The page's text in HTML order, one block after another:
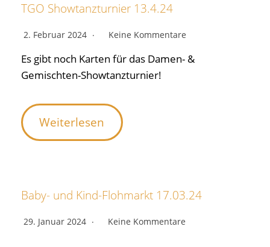
TGO Showtanzturnier 13.4.24
2. Februar 2024 Keine Kommentare
Es gibt noch Karten für das Damen- &
Gemischten-Showtanzturnier!
Weiterlesen
Baby- und Kind-Flohmarkt 17.03.24
29. Januar 2024 Keine Kommentare